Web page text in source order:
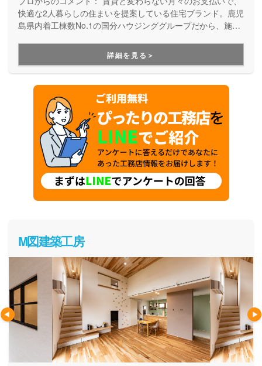
快適な2人暮らしの住まいを提案している住宅ブランド。鹿児
島県内着工棟数No.1の国分ハウジンググループだから、施工
詳細を見る＞
M図建築工房